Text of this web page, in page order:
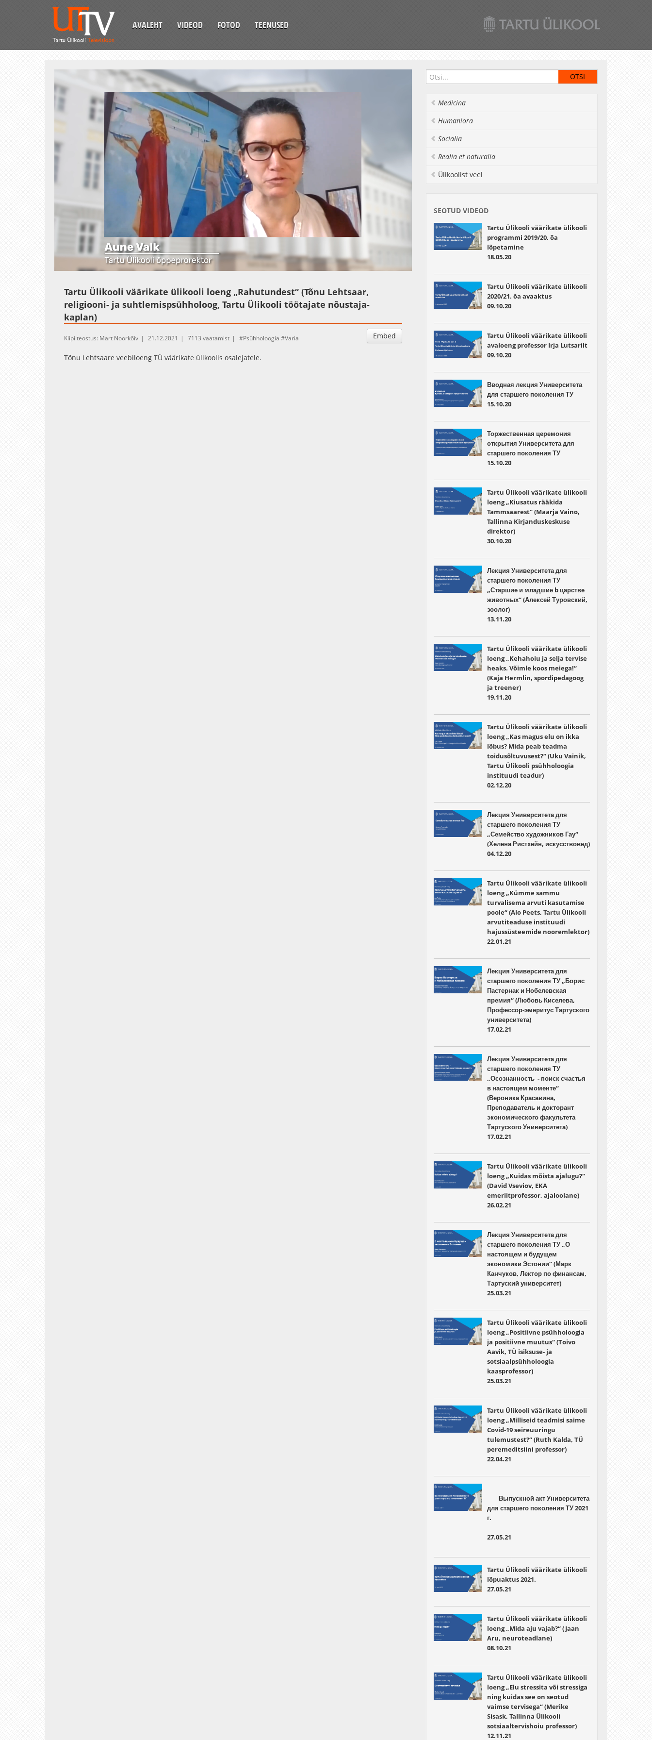
AVALEHT VIDEOD FOTOD TEENUSED
Loaded :
1.21%
Tartu Ülikooli väärikate ülikooli loeng „Rahutundest“ (Tõnu Lehtsaar,
religiooni- ja suhtlemispsühholoog, Tartu Ülikooli töötajate nõustaja-
kaplan)
Embed
Klipi teostus: Mart Noorkõiv 21.12.2021 7113 vaatamist Psühholoogia Varia
Tõnu Lehtsaare veebiloeng TÜ väärikate ülikoolis osalejatele.
Medicina
Humaniora
Socialia
Realia et naturalia
Ülikoolist veel
SEOTUD VIDEOD
Tartu Ülikooli väärikate ülikooli
programmi 2019/20. õa
lõpetamine
18.05.20
Tartu Ülikooli väärikate ülikooli
2020/21. õa avaaktus
09.10.20
Tartu Ülikooli väärikate ülikooli
avaloeng professor Irja Lutsarilt
09.10.20
Вводная лекция Университета
для старшего поколения ТУ
15.10.20
Торжественная церемония
открытия Университета для
старшего поколения ТУ
15.10.20
Tartu Ülikooli väärikate ülikooli
loeng „Kiusatus rääkida
Tammsaarest“ (Maarja Vaino,
Tallinna Kirjanduskeskuse
direktor)
30.10.20
Лекция Университета для
старшего поколения ТУ
„Старшие и младшие b царстве
животных“ (Алексей Туровский,
зоолог)
13.11.20
Tartu Ülikooli väärikate ülikooli
loeng „Kehahoiu ja selja tervise
heaks. Võimle koos meiega!“
(Kaja Hermlin, spordipedagoog
ja treener)
19.11.20
Tartu Ülikooli väärikate ülikooli
loeng „Kas magus elu on ikka
lõbus? Mida peab teadma
toidusõltuvusest?“ (Uku Vainik,
Tartu Ülikooli psühholoogia
instituudi teadur)
02.12.20
Лекция Университета для
старшего поколения ТУ
„Семейство художников Гау“
(Хелена Ристхейн, искусствовед)
04.12.20
Tartu Ülikooli väärikate ülikooli
loeng „Kümme sammu
turvalisema arvuti kasutamise
poole“ (Alo Peets, Tartu Ülikooli
arvutiteaduse instituudi
hajussüsteemide nooremlektor)
22.01.21
Лекция Университета для
старшего поколения ТУ „Борис
Пастернак и Нобелевская
премия“ (Любовь Киселева,
Профессор-эмеритус Тартуского
университета)
17.02.21
Лекция Университета для
старшего поколения ТУ
„Осознанность - поиск счастья
в настоящем моменте“
(Вероника Красавина,
Преподаватель и докторант
экономического факультета
Тартуского Университета)
17.02.21
Tartu Ülikooli väärikate ülikooli
loeng „Kuidas mõista ajalugu?“
(David Vseviov, EKA
emeriitprofessor, ajaloolane)
26.02.21
Лекция Университета для
старшего поколения ТУ „О
настоящем и будущем
экономики Эстонии“ (Марк
Канчуков, Лектор по финансам,
Тартуский университет)
25.03.21
Tartu Ülikooli väärikate ülikooli
loeng „Positiivne psühholoogia
ja positiivne muutus“ (Toivo
Aavik, TÜ isiksuse- ja
sotsiaalpsühholoogia
kaasprofessor)
25.03.21
Tartu Ülikooli väärikate ülikooli
loeng „Milliseid teadmisi saime
Covid-19 seireuuringu
tulemustest?“ (Ruth Kalda, TÜ
peremeditsiini professor)
22.04.21
для старшего поколения ТУ 2021
27.05.21
Tartu Ülikooli väärikate ülikooli
lõpuaktus 2021.
27.05.21
Tartu Ülikooli väärikate ülikooli
loeng „Mida aju vajab?“ (Jaan
Aru, neuroteadlane)
08.10.21
Tartu Ülikooli väärikate ülikooli
loeng „Elu stressita või stressiga
ning kuidas see on seotud
vaimse tervisega“ (Merike
Sisask, Tallinna Ülikooli
sotsiaaltervishoiu professor)
12.11.21